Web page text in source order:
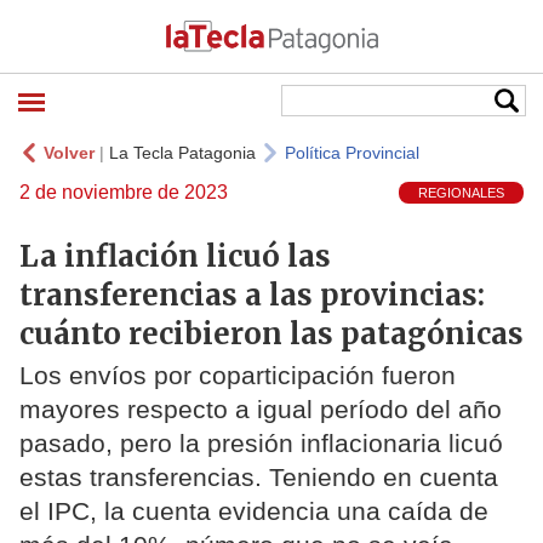
Volver| La Tecla Patagonia Política Provincial
2 de noviembre de 2023 REGIONALES
La inflación licuó las
transferencias a las provincias:
cuánto recibieron las patagónicas
Los envíos por coparticipación fueron
mayores respecto a igual período del año
pasado, pero la presión inflacionaria licuó
estas transferencias. Teniendo en cuenta
el IPC, la cuenta evidencia una caída de